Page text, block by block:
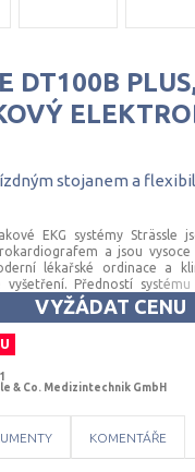
DT100B
stojanem a
EKG systémy Strässle
a jsou vysoce
lékařské ordinace a
Předností
ergometrii. DT100 =
Systém je možno rozšířit o
provozu. Základní
• rozměry
pomocí LED diod •
• snadno ovladatelná řídící
• minimální nároky na
(hrudní) • 4× postříbřená
pevná, robustní základní
× 40 cm • 4 uzamykatelná
VYŽÁDAT CENU
& Co. Medizintechnik GmbH
KOMENTÁŘE